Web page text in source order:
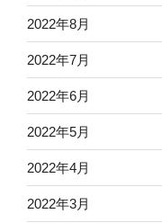
2022年8月
2022年7月
2022年6月
2022年5月
2022年4月
2022年3月